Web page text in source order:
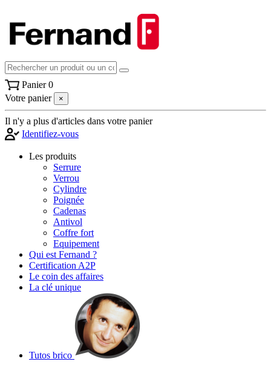
Panier 0
Votre panier
×
Il n'y a plus d'articles dans votre panier
Identifiez-vous
Les produits
Serrure
Verrou
Cylindre
Poignée
Cadenas
Antivol
Coffre fort
Equipement
Qui est Fernand ?
Certification A2P
Le coin des affaires
La clé unique
Tutos brico